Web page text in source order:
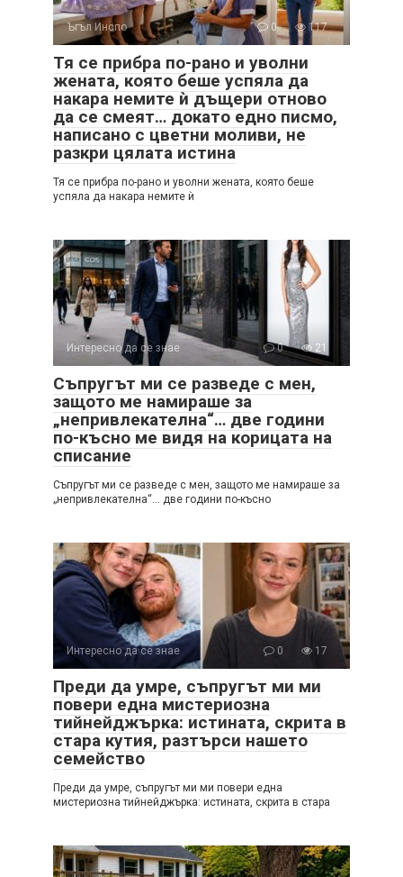
Ъгъл Инспо 0 117
Тя се прибра по-рано и уволни
жената, която беше успяла да
накара немите ѝ дъщери отново
да се смеят… докато едно писмо,
написано с цветни моливи, не
разкри цялата истина
Тя се прибра по-рано и уволни жената, която беше
успяла да накара немите ѝ
Интересно да се знае 0 21
Съпругът ми се разведе с мен,
защото ме намираше за
„непривлекателна“… две години
по-късно ме видя на корицата на
списание
Съпругът ми се разведе с мен, защото ме намираше за
„непривлекателна“… две години по-късно
Интересно да се знае 0 17
Преди да умре, съпругът ми ми
повери една мистериозна
тийнейджърка: истината, скрита в
стара кутия, разтърси нашето
семейство
Преди да умре, съпругът ми ми повери една
мистериозна тийнейджърка: истината, скрита в стара